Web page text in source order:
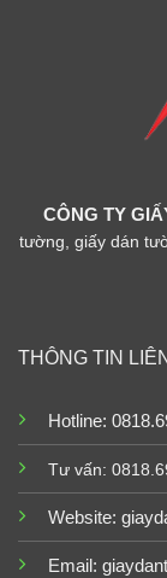
CÔNG TY
tường, giấy dán
THÔNG TIN
Hotline:
Tư vấn:
Website:
Email: